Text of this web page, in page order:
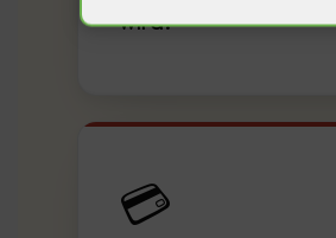
wird.
💳